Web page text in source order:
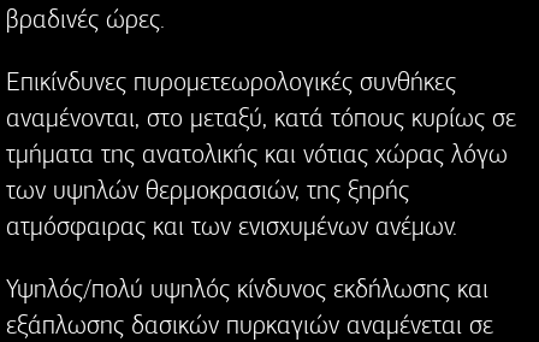
βραδινές ώρες.
Επικίνδυνες πυρομετεωρολογικές συνθήκες
αναμένονται, στο μεταξύ, κατά τόπους κυρίως σε
τμήματα της ανατολικής και νότιας χώρας λόγω
των υψηλών θερμοκρασιών, της ξηρής
ατμόσφαιρας και των ενισχυμένων ανέμων.
Υψηλός/πολύ υψηλός κίνδυνος εκδήλωσης και
εξάπλωσης δασικών πυρκαγιών αναμένεται σε